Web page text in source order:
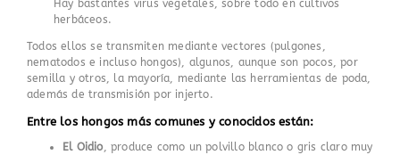
Hay bastantes virus vegetales, sobre todo en cultivos
herbáceos.
Todos ellos se transmiten mediante vectores (pulgones,
nematodos e incluso hongos), algunos, aunque son pocos, por
semilla y otros, la mayoría, mediante las herramientas de poda,
además de transmisión por injerto.
Entre los hongos más comunes y conocidos están:
El Oidio, produce como un polvillo blanco o gris claro muy